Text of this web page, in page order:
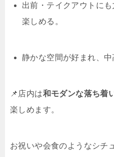
出前・テイクアウトに
楽しめる。
静かな空間が好まれ、中
📌店内は和モダンな落ち着
楽しめます。
お祝いや会食のようなシチ